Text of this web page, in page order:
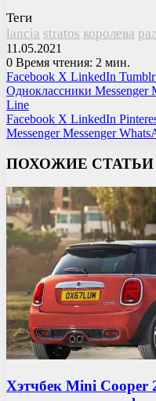
Теги
lancia stratos королева
11.05.2021
0 Время чтения: 2 мин.
Facebook X LinkedIn Tumblr
Одноклассники Messenger
Line
Facebook X LinkedIn
Messenger Messenger
ПОХОЖИЕ СТАТЬИ
Хэтчбек Mini Cooper